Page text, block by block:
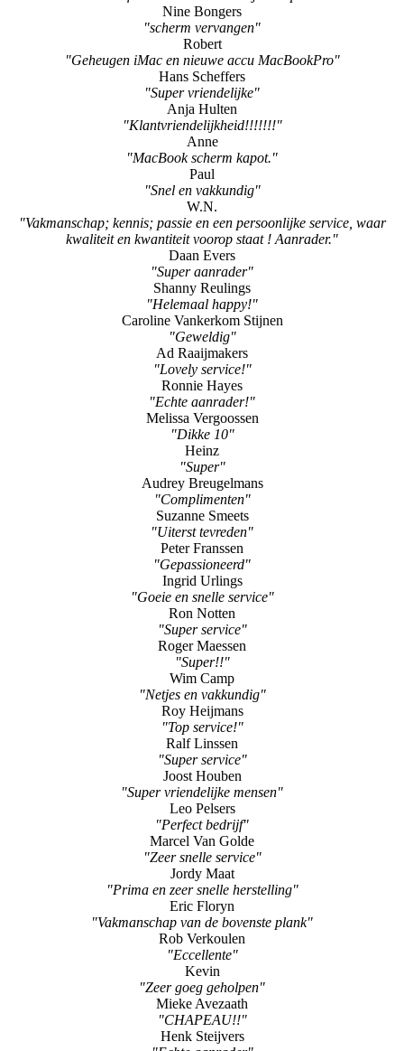
"Geheugen iMac en nieuwe accu MacBookPro"
Hans Scheffers
"Super vriendelijke"
Anja Hulten
"Klantvriendelijkheid!!!!!!!"
Anne
"MacBook scherm kapot."
Paul
"Snel en vakkundig"
W.N.
"Vakmanschap; kennis; passie en een persoonlijke service, waar
kwaliteit en kwantiteit voorop staat ! Aanrader."
Daan Evers
"Super aanrader"
Shanny Reulings
"Helemaal happy!"
Caroline Vankerkom Stijnen
"Geweldig"
Ad Raaijmakers
"Lovely service!"
Ronnie Hayes
"Echte aanrader!"
Melissa Vergoossen
"Dikke 10"
Heinz
"Super"
Audrey Breugelmans
"Complimenten"
Suzanne Smeets
"Uiterst tevreden"
Peter Franssen
"Gepassioneerd"
Ingrid Urlings
"Goeie en snelle service"
Ron Notten
"Super service"
Roger Maessen
"Super!!"
Wim Camp
"Netjes en vakkundig"
Roy Heijmans
"Top service!"
Ralf Linssen
"Super service"
Joost Houben
"Super vriendelijke mensen"
Leo Pelsers
"Perfect bedrijf"
Marcel Van Golde
"Zeer snelle service"
Jordy Maat
"Prima en zeer snelle herstelling"
Eric Floryn
"Vakmanschap van de bovenste plank"
Rob Verkoulen
"Eccellente"
Kevin
"Zeer goeg geholpen"
Mieke Avezaath
"CHAPEAU!!"
Henk Steijvers
"Echte aanrader"
P.C.H.
"Superservice!"
J.P. Geusen